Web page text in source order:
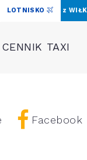
LOTNISKO z
CENNIK TAXI
Facebook